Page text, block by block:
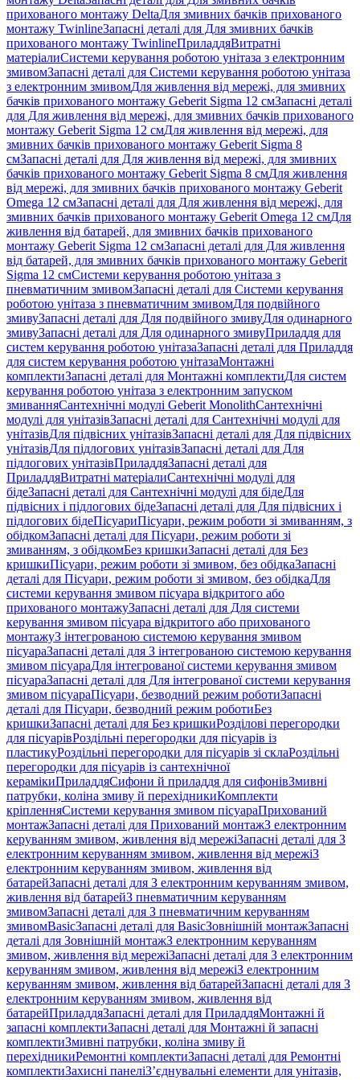
прихованого монтажу DeltaДля змивних бачків прихованого
монтажу TwinlineЗапасні деталі для Для змивних бачків
прихованого монтажу TwinlineПриладдяВитратні
матеріалиСистеми керування роботою унітаза з електронним
змивомЗапасні деталі для Системи керування роботою унітаза
з електронним змивомДля живлення від мережі, для змивних
бачків прихованого монтажу Geberit Sigma 12 смЗапасні деталі
для Для живлення від мережі, для змивних бачків прихованого
монтажу Geberit Sigma 12 смДля живлення від мережі, для
змивних бачків прихованого монтажу Geberit Sigma 8
смЗапасні деталі для Для живлення від мережі, для змивних
бачків прихованого монтажу Geberit Sigma 8 смДля живлення
від мережі, для змивних бачків прихованого монтажу Geberit
Omega 12 смЗапасні деталі для Для живлення від мережі, для
змивних бачків прихованого монтажу Geberit Omega 12 смДля
живлення від батарей, для змивних бачків прихованого
монтажу Geberit Sigma 12 смЗапасні деталі для Для живлення
від батарей, для змивних бачків прихованого монтажу Geberit
Sigma 12 смСистеми керування роботою унітаза з
пневматичним змивомЗапасні деталі для Системи керування
роботою унітаза з пневматичним змивомДля подвійного
змивуЗапасні деталі для Для подвійного змивуДля одинарного
змивуЗапасні деталі для Для одинарного змивуПриладдя для
систем керування роботою унітазаЗапасні деталі для Приладдя
для систем керування роботою унітазаМонтажні
комплектиЗапасні деталі для Монтажні комплектиДля систем
керування роботою унітаза з електронним запуском
змиванняСантехнічні модулі Geberit MonolithСантехнічні
модулі для унітазівЗапасні деталі для Сантехнічні модулі для
унітазівДля підвісних унітазівЗапасні деталі для Для підвісних
унітазівДля підлогових унітазівЗапасні деталі для Для
підлогових унітазівПриладдяЗапасні деталі для
ПриладдяВитратні матеріалиСантехнічні модулі для
бідеЗапасні деталі для Сантехнічні модулі для бідеДля
підвісних і підлогових бідеЗапасні деталі для Для підвісних і
підлогових бідеПісуариПісуари, режим роботи зі змиванням, з
обідкомЗапасні деталі для Пісуари, режим роботи зі
змиванням, з обідкомБез кришкиЗапасні деталі для Без
кришкиПісуари, режим роботи зі змивом, без обідкаЗапасні
деталі для Пісуари, режим роботи зі змивом, без обідкаДля
системи керування змивом пісуара відкритого або
прихованого монтажуЗапасні деталі для Для системи
керування змивом пісуара відкритого або прихованого
монтажуЗ інтегрованою системою керування змивом
пісуараЗапасні деталі для З інтегрованою системою керування
змивом пісуараДля інтегрованої системи керування змивом
пісуараЗапасні деталі для Для інтегрованої системи керування
змивом пісуараПісуари, безводний режим роботиЗапасні
деталі для Пісуари, безводний режим роботиБез
кришкиЗапасні деталі для Без кришкиРозділові перегородки
для пісуарівРоздільні перегородки для пісуарів із
пластикуРоздільні перегородки для пісуарів зі склаРоздільні
перегородки для пісуарів із сантехнічної
керамікиПриладдяСифони й приладдя для сифонівЗмивні
патрубки, коліна змиву й перехідникиКомплекти
кріпленняСистеми керування змивом пісуараПрихований
монтажЗапасні деталі для Прихований монтажЗ електронним
керуванням змивом, живлення від мережіЗапасні деталі для З
електронним керуванням змивом, живлення від мережіЗ
електронним керуванням змивом, живлення від
батарейЗапасні деталі для З електронним керуванням змивом,
живлення від батарейЗ пневматичним керуванням
змивомЗапасні деталі для З пневматичним керуванням
змивомBasicЗапасні деталі для BasicЗовнішній монтажЗапасні
деталі для Зовнішній монтажЗ електронним керуванням
змивом, живлення від мережіЗапасні деталі для З електронним
керуванням змивом, живлення від мережіЗ електронним
керуванням змивом, живлення від батарейЗапасні деталі для З
електронним керуванням змивом, живлення від
батарейПриладдяЗапасні деталі для ПриладдяМонтажні й
запасні комплектиЗапасні деталі для Монтажні й запасні
комплектиЗмивні патрубки, коліна змиву й
перехідникиРемонтні комплектиЗапасні деталі для Ремонтні
комплектиЗахисні панеліЗ’єднувальні елементи для унітазів,